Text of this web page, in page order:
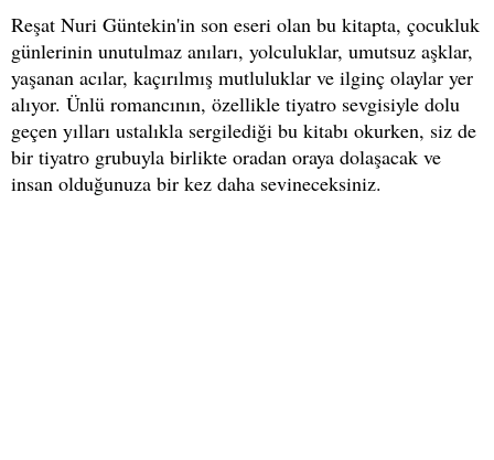
Reşat Nuri Güntekin'in son eseri olan bu kitapta, çocukluk
günlerinin unutulmaz anıları, yolculuklar, umutsuz aşklar,
yaşanan acılar, kaçırılmış mutluluklar ve ilginç olaylar yer
alıyor. Ünlü romancının, özellikle tiyatro sevgisiyle dolu
geçen yılları ustalıkla sergilediği bu kitabı okurken, siz de
bir tiyatro grubuyla birlikte oradan oraya dolaşacak ve
insan olduğunuza bir kez daha sevineceksiniz.